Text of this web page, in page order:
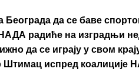
да се баве
радиће на изградњи
да се играју у свом
испред коалиције